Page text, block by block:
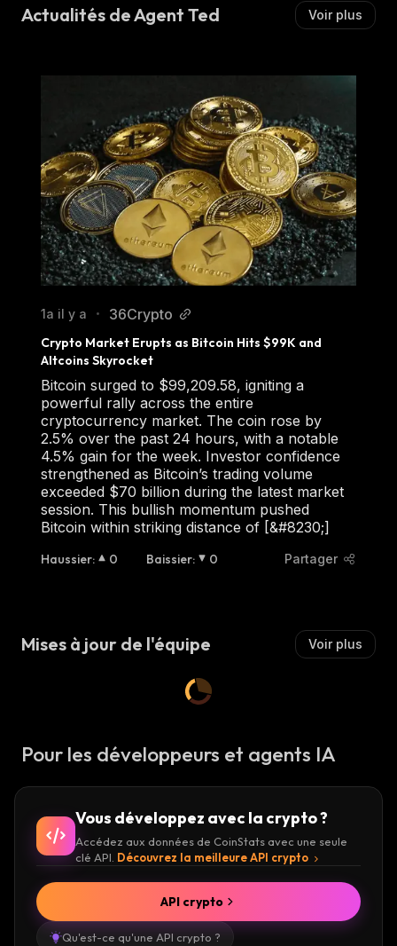
Actualités de Agent Ted Voir plus
1a il y a • 36Crypto
Crypto Market Erupts as Bitcoin Hits $99K and
Altcoins Skyrocket
Bitcoin surged to $99,209.58, igniting a
powerful rally across the entire
cryptocurrency market. The coin rose by
2.5% over the past 24 hours, with a notable
4.5% gain for the week. Investor confidence
strengthened as Bitcoin’s trading volume
exceeded $70 billion during the latest market
session. This bullish momentum pushed
Bitcoin within striking distance of [&#8230;]
Haussier: 0 Baissier: 0 Partager
Mises à jour de l'équipe Voir plus
Pour les développeurs et agents IA
Vous développez avec la crypto ?
Accédez aux données de CoinStats avec une seule
clé API. Découvrez la meilleure API crypto
Qu'est-ce qu'une API crypto ?
API crypto